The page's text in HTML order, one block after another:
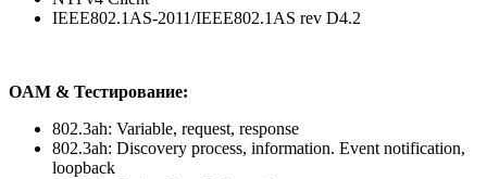
IEEE802.1AS-2011/IEEE802.1AS rev D4.2
OAM & Тестирование:
802.3ah: Variable, request, response
802.3ah: Discovery process, information. Event notification,
loopback